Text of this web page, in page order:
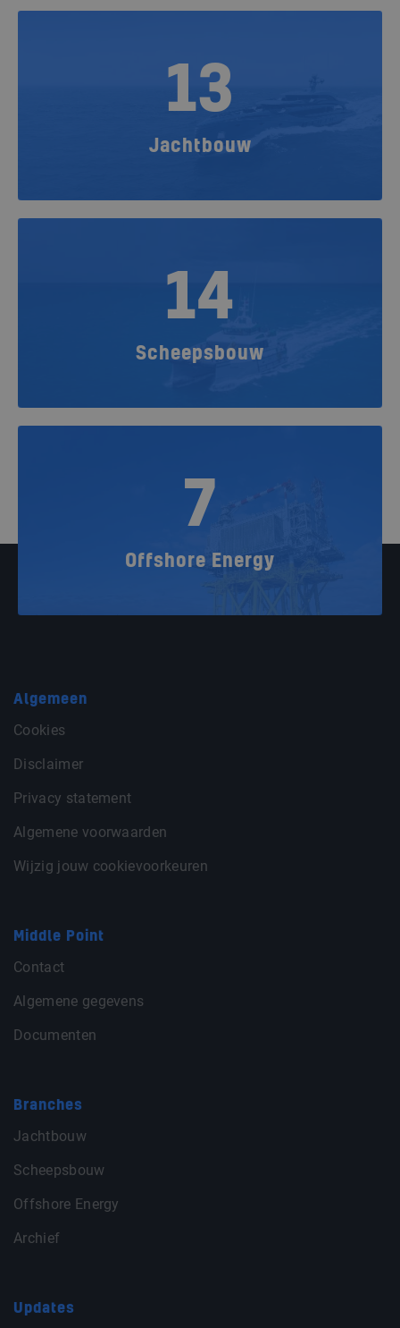
13
Jachtbouw
14
Scheepsbouw
7
Offshore Energy
Algemeen
Cookies
Disclaimer
Privacy statement
Algemene voorwaarden
Wijzig jouw cookievoorkeuren
Middle Point
Contact
Algemene gegevens
Documenten
Branches
Jachtbouw
Scheepsbouw
Offshore Energy
Archief
Updates